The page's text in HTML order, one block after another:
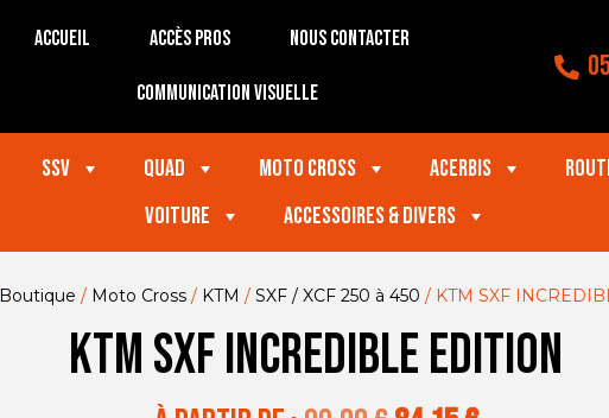
Accueil Accès Pros Nous contacter
Communication visuelle
SSV Quad Moto Cross Acerbis
VOITURE
Accessoires & divers
Boutique / Moto Cross/ KTM / SXF / XCF 250 à 450 / KTM SXF
KTM SXF INCREDIBLE EDITION